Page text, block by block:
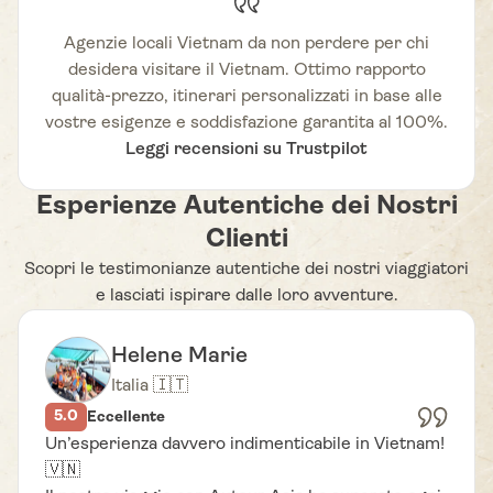
Agenzie locali Vietnam da non perdere per chi
desidera visitare il Vietnam. Ottimo rapporto
qualità-prezzo, itinerari personalizzati in base alle
vostre esigenze e soddisfazione garantita al 100%.
Leggi recensioni su Trustpilot
Esperienze Autentiche dei Nostri
Clienti
Scopri le testimonianze autentiche dei nostri viaggiatori
e lasciati ispirare dalle loro avventure.
Helene Marie
Italia 🇮🇹
5.0 Eccellente
Un’esperienza davvero indimenticabile in Vietnam!
🇻🇳